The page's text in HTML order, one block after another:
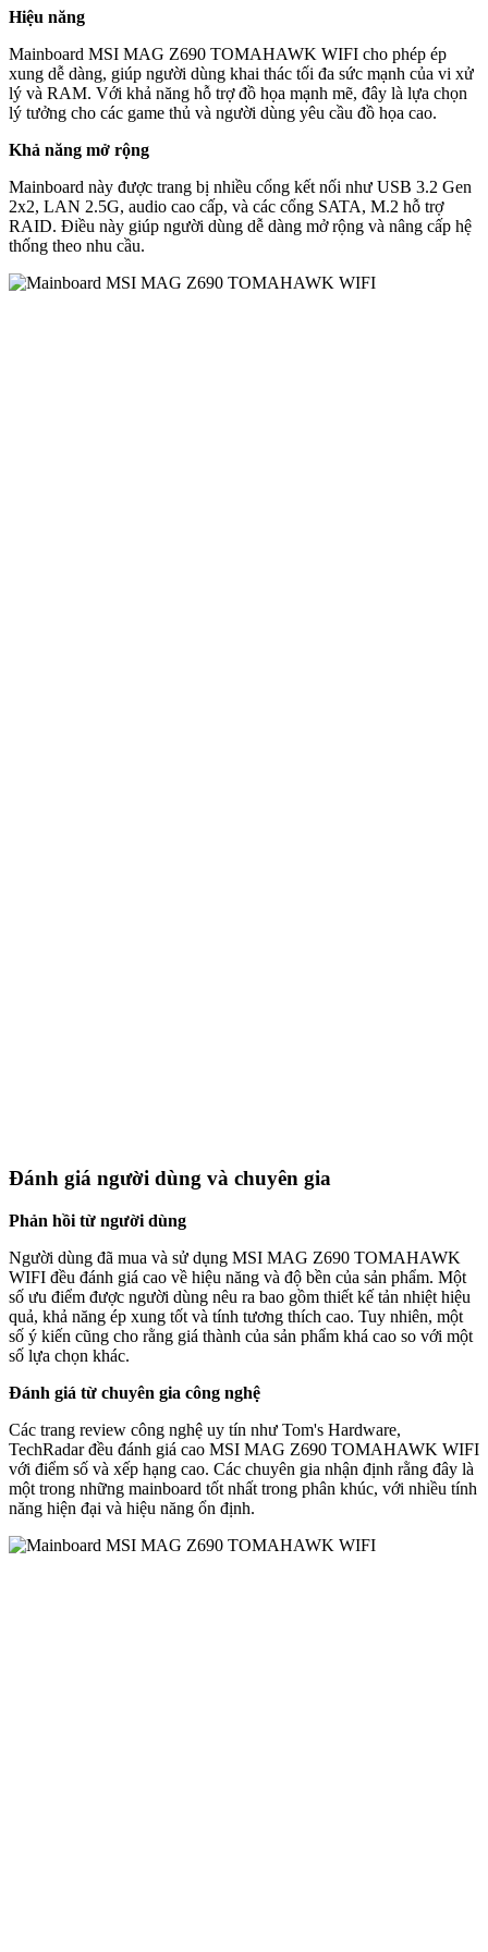
Hiệu năng
Mainboard MSI MAG Z690 TOMAHAWK WIFI cho phép ép
xung dễ dàng, giúp người dùng khai thác tối đa sức mạnh của vi xử
lý và RAM. Với khả năng hỗ trợ đồ họa mạnh mẽ, đây là lựa chọn
lý tưởng cho các game thủ và người dùng yêu cầu đồ họa cao.
Khả năng mở rộng
Mainboard này được trang bị nhiều cổng kết nối như USB 3.2 Gen
2x2, LAN 2.5G, audio cao cấp, và các cổng SATA, M.2 hỗ trợ
RAID. Điều này giúp người dùng dễ dàng mở rộng và nâng cấp hệ
thống theo nhu cầu.
Đánh giá người dùng và chuyên gia
Phản hồi từ người dùng
Người dùng đã mua và sử dụng MSI MAG Z690 TOMAHAWK
WIFI đều đánh giá cao về hiệu năng và độ bền của sản phẩm. Một
số ưu điểm được người dùng nêu ra bao gồm thiết kế tản nhiệt hiệu
quả, khả năng ép xung tốt và tính tương thích cao. Tuy nhiên, một
số ý kiến cũng cho rằng giá thành của sản phẩm khá cao so với một
số lựa chọn khác.
Đánh giá từ chuyên gia công nghệ
Các trang review công nghệ uy tín như Tom's Hardware,
TechRadar đều đánh giá cao MSI MAG Z690 TOMAHAWK WIFI
với điểm số và xếp hạng cao. Các chuyên gia nhận định rằng đây là
một trong những mainboard tốt nhất trong phân khúc, với nhiều tính
năng hiện đại và hiệu năng ổn định.